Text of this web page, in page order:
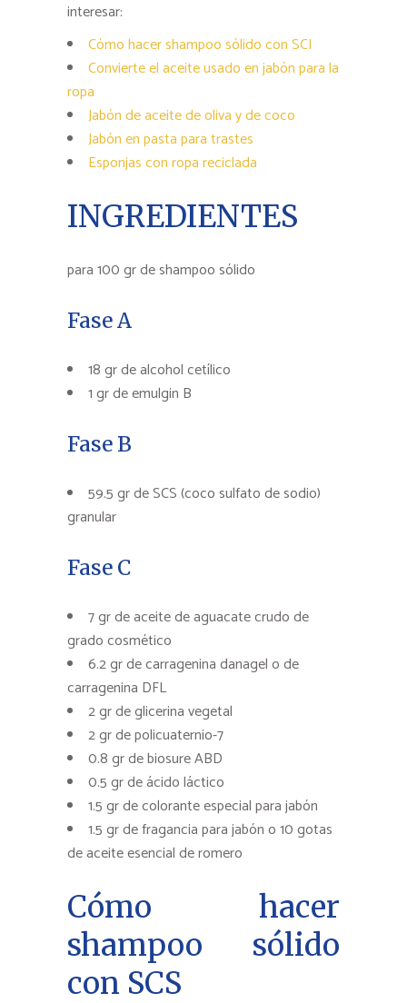
interesar:
Cómo hacer shampoo sólido con SCI
Convierte el aceite usado en jabón para la
ropa
Jabón de aceite de oliva y de coco
Jabón en pasta para trastes
Esponjas con ropa reciclada
INGREDIENTES
para 100 gr de shampoo sólido
Fase A
18 gr de alcohol cetílico
1 gr de emulgin B
Fase B
59.5 gr de SCS (coco sulfato de sodio)
granular
Fase C
7 gr de aceite de aguacate crudo de
grado cosmético
6.2 gr de carragenina danagel o de
carragenina DFL
2 gr de glicerina vegetal
2 gr de policuaternio-7
0.8 gr de biosure ABD
0.5 gr de ácido láctico
1.5 gr de colorante especial para jabón
1.5 gr de fragancia para jabón o 10 gotas
de aceite esencial de romero
Cómo hacer
shampoo sólido
con SCS